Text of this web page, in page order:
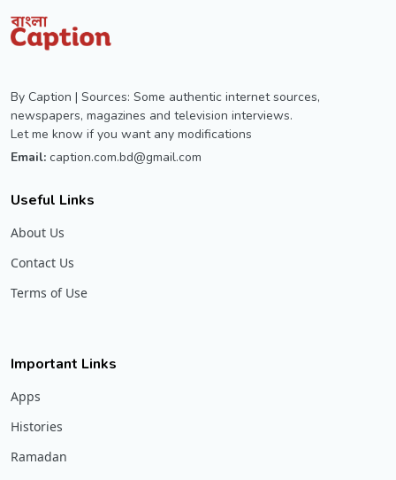
By Caption | Sources: Some authentic internet sources,
newspapers, magazines and television interviews.
Let me know if you want any modifications
Email: caption.com.bd@gmail.com
Useful Links
About Us
Contact Us
Terms of Use
Important Links
Apps
Histories
Ramadan